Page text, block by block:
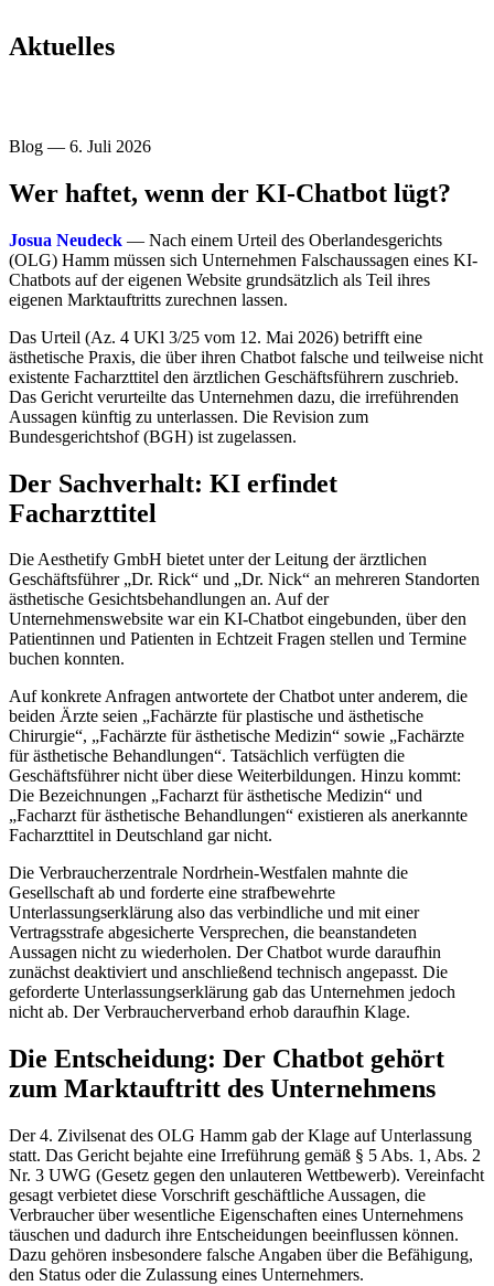
Aktuelles
Blog — 6. Juli 2026
Wer haftet, wenn der KI-Chatbot lügt?
Josua Neudeck — Nach einem Urteil des Oberlandesgerichts
(OLG) Hamm müssen sich Unternehmen Falschaussagen eines KI-
Chatbots auf der eigenen Website grundsätzlich als Teil ihres
eigenen Marktauftritts zurechnen lassen.
Das Urteil (Az. 4 UKl 3/25 vom 12. Mai 2026) betrifft eine
ästhetische Praxis, die über ihren Chatbot falsche und teilweise nicht
existente Facharzttitel den ärztlichen Geschäftsführern zuschrieb.
Das Gericht verurteilte das Unternehmen dazu, die irreführenden
Aussagen künftig zu unterlassen. Die Revision zum
Bundesgerichtshof (BGH) ist zugelassen.
Der Sachverhalt: KI erfindet
Facharzttitel
Die Aesthetify GmbH bietet unter der Leitung der ärztlichen
Geschäftsführer „Dr. Rick“ und „Dr. Nick“ an mehreren Standorten
ästhetische Gesichtsbehandlungen an. Auf der
Unternehmenswebsite war ein KI-Chatbot eingebunden, über den
Patientinnen und Patienten in Echtzeit Fragen stellen und Termine
buchen konnten.
Auf konkrete Anfragen antwortete der Chatbot unter anderem, die
beiden Ärzte seien „Fachärzte für plastische und ästhetische
Chirurgie“, „Fachärzte für ästhetische Medizin“ sowie „Fachärzte
für ästhetische Behandlungen“. Tatsächlich verfügten die
Geschäftsführer nicht über diese Weiterbildungen. Hinzu kommt:
Die Bezeichnungen „Facharzt für ästhetische Medizin“ und
„Facharzt für ästhetische Behandlungen“ existieren als anerkannte
Facharzttitel in Deutschland gar nicht.
Die Verbraucherzentrale Nordrhein-Westfalen mahnte die
Gesellschaft ab und forderte eine strafbewehrte
Unterlassungserklärung also das verbindliche und mit einer
Vertragsstrafe abgesicherte Versprechen, die beanstandeten
Aussagen nicht zu wiederholen. Der Chatbot wurde daraufhin
zunächst deaktiviert und anschließend technisch angepasst. Die
geforderte Unterlassungserklärung gab das Unternehmen jedoch
nicht ab. Der Verbraucherverband erhob daraufhin Klage.
Die Entscheidung: Der Chatbot gehört
zum Marktauftritt des Unternehmens
Der 4. Zivilsenat des OLG Hamm gab der Klage auf Unterlassung
statt. Das Gericht bejahte eine Irreführung gemäß § 5 Abs. 1, Abs. 2
Nr. 3 UWG (Gesetz gegen den unlauteren Wettbewerb). Vereinfacht
gesagt verbietet diese Vorschrift geschäftliche Aussagen, die
Verbraucher über wesentliche Eigenschaften eines Unternehmens
täuschen und dadurch ihre Entscheidungen beeinflussen können.
Dazu gehören insbesondere falsche Angaben über die Befähigung,
den Status oder die Zulassung eines Unternehmers.